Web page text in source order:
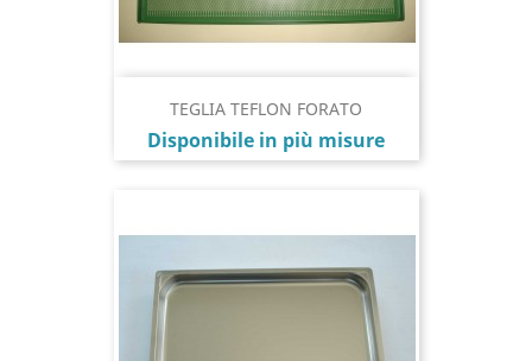
TEGLIA TEFLON FORATO
Prezzo
Disponibile in più misure